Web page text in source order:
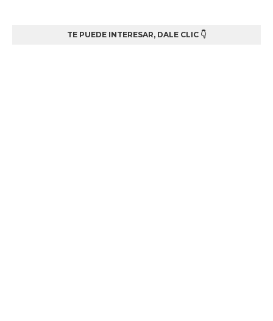
TE PUEDE INTERESAR, DALE CLIC 👇